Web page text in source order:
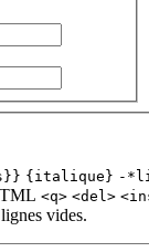
{italique} -
<q> <del>
vides.